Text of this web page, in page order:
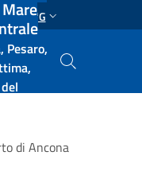
ENG
Pesaro,
di Ancona